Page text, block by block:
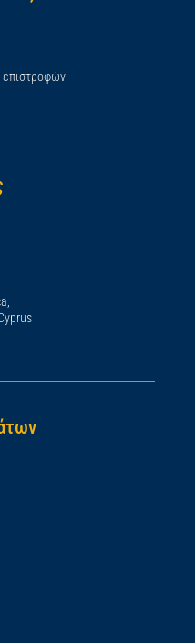
επιστροφών